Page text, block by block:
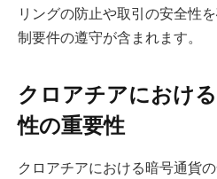
リングの防止や取引の安全性
制要件の遵守が含まれます。
クロアチアにおけ
性の重要性
クロアチアにおける暗号通貨